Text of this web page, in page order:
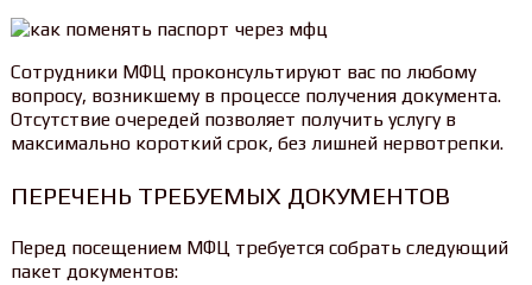
Сотрудники МФЦ проконсультируют вас по любому
вопросу, возникшему в процессе получения документа.
Отсутствие очередей позволяет получить услугу в
максимально короткий срок, без лишней нервотрепки.
ПЕРЕЧЕНЬ ТРЕБУЕМЫХ ДОКУМЕНТОВ
Перед посещением МФЦ требуется собрать следующий
пакет документов: